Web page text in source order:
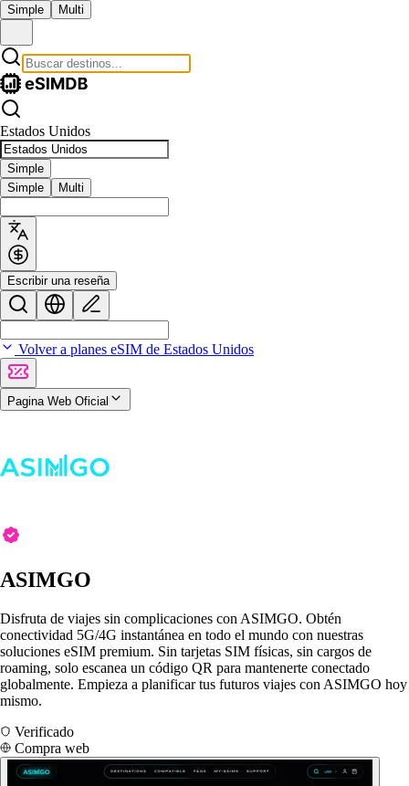
Simple Multi
Estados Unidos
Simple
Simple
Multi
Escribir una reseña
Volver a planes eSIM de Estados Unidos
Pagina Web Oficial
ASIMGO
Disfruta de viajes sin complicaciones con ASIMGO. Obtén
conectividad 5G/4G instantánea en todo el mundo con nuestras
soluciones eSIM premium. Sin tarjetas SIM físicas, sin cargos de
roaming, solo escanea un código QR para mantenerte conectado
globalmente. Empieza a planificar tus futuros viajes con ASIMGO hoy
mismo.
Verificado
Compra web